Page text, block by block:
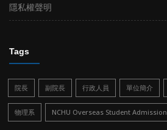
隱私權聲明
Tags
院長 副院長 行政人員 單位簡介
物理系 NCHU Overseas Student Admission